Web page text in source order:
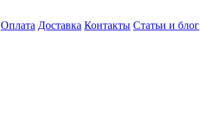
Оплата Доставка Контакты Статьи и блог